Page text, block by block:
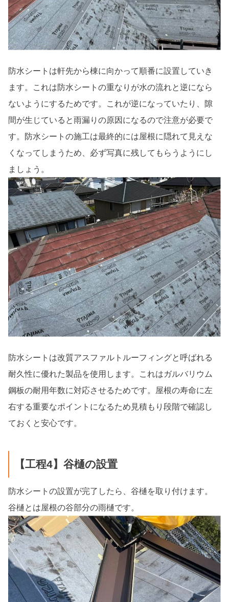
防水シートは軒先から棟に向かって順番に設置していき
ます。これは防水シートの重なりが水の流れと逆になら
ないようにするためです。これが逆になっていたり、隙
間が生じていると雨漏りの原因になるので注意が必要で
す。防水シートの施工は最終的には屋根に隠れて見えな
くなってしまうため、必ず写真に残してもらうようにし
ましょう。
防水シートは改質アスファルトルーフィングと呼ばれる
耐久性に優れた製品を使用します。これはガルバリウム
鋼板の耐用年数に対応させるためです。屋根の寿命に左
右する重要なポイントになるため見積もり段階で確認し
ておくと安心です。
【工程4】谷樋の設置
防水シートの設置が完了したら、谷樋を取り付けます。
谷樋とは屋根の谷部分の雨樋です。